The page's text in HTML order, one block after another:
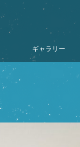
ギャラリー